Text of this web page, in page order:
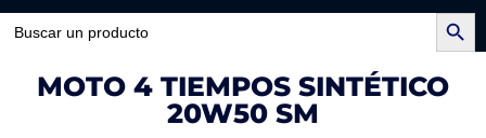
Search
for:
Search Button
MOTO 4 TIEMPOS SINTÉTICO
20W50 SM